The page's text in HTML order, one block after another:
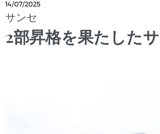
14/07/2025
サンセ
2部昇格を果たした